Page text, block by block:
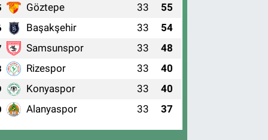
Göztepe 33 55
Başakşehir 33 54
Samsunspor 33 48
Rizespor 33 40
Konyaspor 33 40
Alanyaspor 33 37